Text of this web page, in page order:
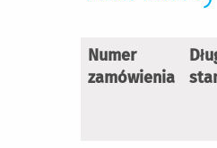
Numer
zamówienia